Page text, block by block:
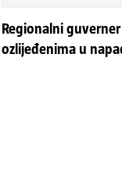
Regionalni
ozlijeđenima u